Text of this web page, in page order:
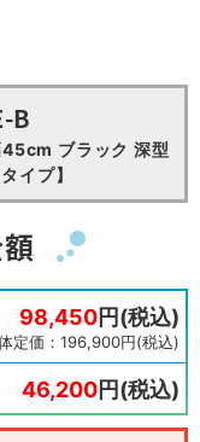
B
ブラック 深型
イプ】
98,450円(税込)
定価：196,900円(税込)
46,200円(税込)